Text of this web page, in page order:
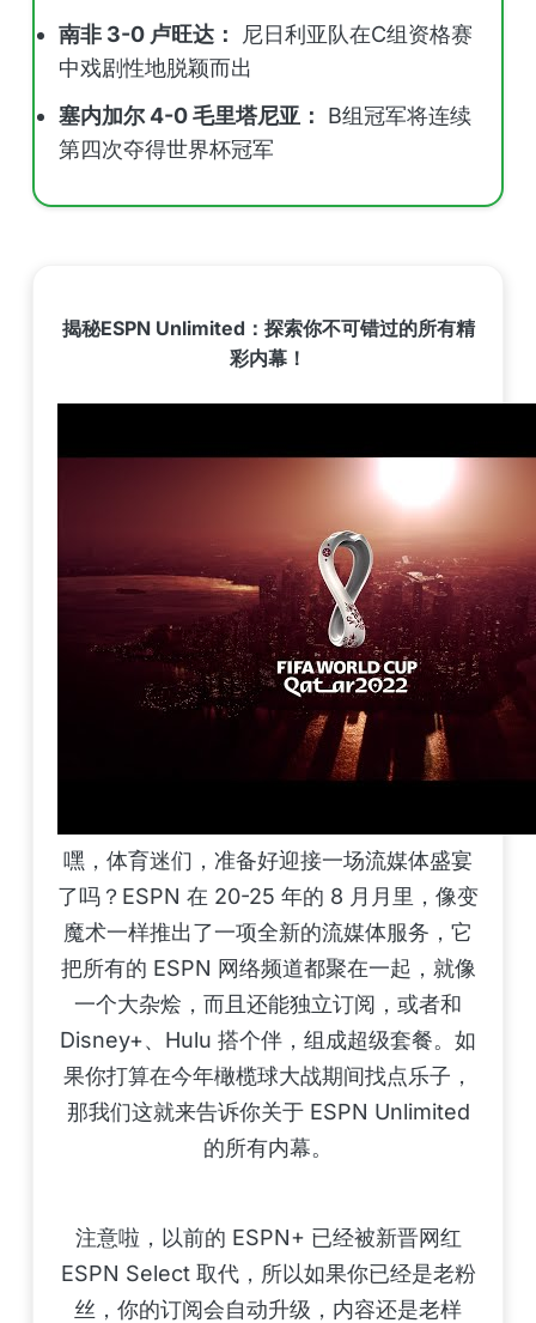
南非 3-0 卢旺达：
尼日利亚队在C组资格赛
中戏剧性地脱颖而出
塞内加尔 4-0 毛里塔尼亚：
B组冠军将连续
第四次夺得世界杯冠军
揭秘ESPN Unlimited：探索你不可错过的所有精
彩内幕！
嘿，体育迷们，准备好迎接一场流媒体盛宴
了吗？ESPN 在 20-25 年的 8 月月里，像变
魔术一样推出了一项全新的流媒体服务，它
把所有的 ESPN 网络频道都聚在一起，就像
一个大杂烩，而且还能独立订阅，或者和
Disney+、Hulu 搭个伴，组成超级套餐。如
果你打算在今年橄榄球大战期间找点乐子，
那我们这就来告诉你关于 ESPN Unlimited
的所有内幕。
注意啦，以前的 ESPN+ 已经被新晋网红
ESPN Select 取代，所以如果你已经是老粉
丝，你的订阅会自动升级，内容还是老样